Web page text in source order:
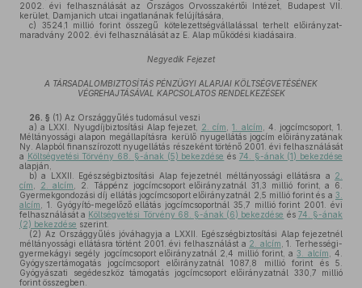
2002. évi felhasználását az Országos Orvosszakértői Intézet, Budapest VII.
kerület, Damjanich utcai ingatlanának felújítására,
c) 3524,1 millió forint összegű kötelezettségvállalással terhelt előirányzat-
maradvány 2002. évi felhasználását az E. Alap működési kiadásaira.
Negyedik Fejezet
A TÁRSADALOMBIZTOSÍTÁS PÉNZÜGYI ALAPJAI KÖLTSÉGVETÉSÉNEK
VÉGREHAJTÁSÁVAL KAPCSOLATOS RENDELKEZÉSEK
26. § (1) Az Országgyűlés tudomásul veszi
a) a LXXI. Nyugdíjbiztosítási Alap fejezet, 2. cím ,1. alcím , 4. jogcímcsoport, 1.
Méltányossági alapon megállapításra kerülő nyugellátás jogcím előirányzatának
Ny. Alapból finanszírozott nyugellátás részeként történő 2001. évi felhasználását
a Költségvetési Törvény 68. §-ának (5) bekezdése és 74. §-ának (1) bekezdése
alapján,
b) a LXXII. Egészségbiztosítási Alap fejezetnél méltányossági ellátásra a 2.
cím
2. alcím
, 2. Táppénz jogcímcsoport előirányzatnál 31,3 millió forint, a 6.
Gyermekgondozási díj ellátás jogcímcsoport előirányzatnál 2,5 millió forint és a 3.
alcím , 1. Gyógyító-megelőző ellátás jogcímcsoportnál 35,7 millió forint 2001. évi
felhasználását a Költségvetési Törvény 68. §-ának (6) bekezdése és 74. §-ának
(2) bekezdése szerint.
(2) Az Országgyűlés jóváhagyja a LXXII. Egészségbiztosítási Alap fejezetnél
méltányossági ellátásra történt 2001. évi felhasználást a 2. alcím , 1. Terhességi-
gyermekágyi segély jogcímcsoport előirányzatnál 2,4 millió forint, a3. alcím , 4.
Gyógyszertámogatás jogcímcsoport előirányzatnál 1087,8 millió forint és 5.
Gyógyászati segédeszköz támogatás jogcímcsoport előirányzatnál 330,7 millió
forint összegben.